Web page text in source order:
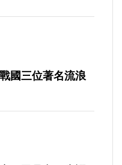
國三位著名流浪